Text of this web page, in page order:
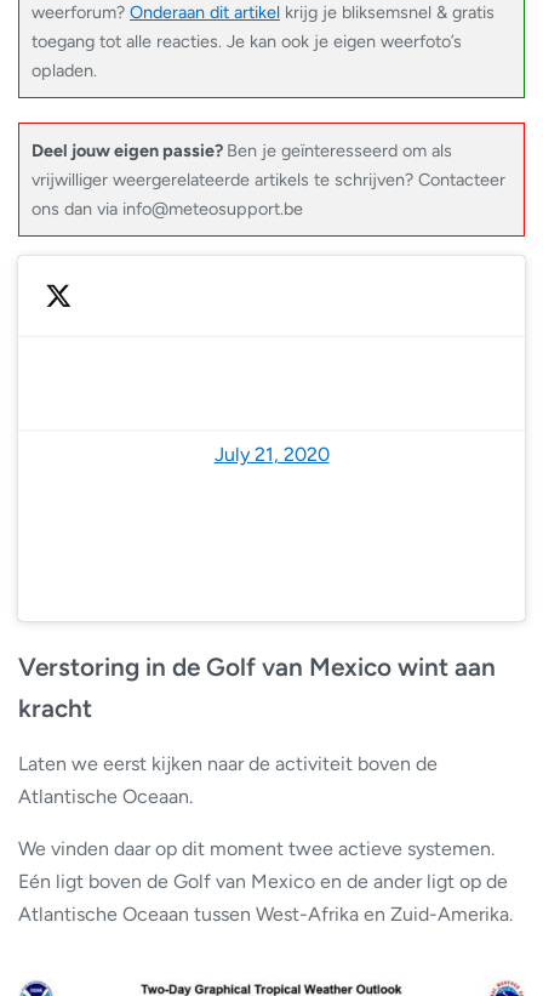
weerforum? Onderaan dit artikel krijg je bliksemsnel & gratis
toegang tot alle reacties. Je kan ook je eigen weerfoto’s
opladen.
Deel jouw eigen passie? Ben je geïnteresseerd om als
vrijwilliger weergerelateerde artikels te schrijven? Contacteer
ons dan via info@meteosupport.be
July 21, 2020
Verstoring in de Golf van Mexico wint aan
kracht
Laten we eerst kijken naar de activiteit boven de
Atlantische Oceaan.
We vinden daar op dit moment twee actieve systemen.
Eén ligt boven de Golf van Mexico en de ander ligt op de
Atlantische Oceaan tussen West-Afrika en Zuid-Amerika.